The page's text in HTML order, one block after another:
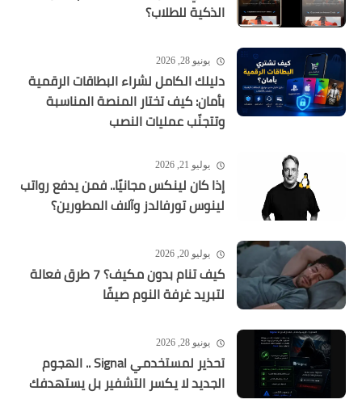
الذكية للطلاب؟
يونيو 28, 2026
دليلك الكامل لشراء البطاقات الرقمية
بأمان: كيف تختار المنصة المناسبة
وتتجنّب عمليات النصب
يوليو 21, 2026
إذا كان لينكس مجانيًا.. فمن يدفع رواتب
لينوس تورفالدز وآلاف المطورين؟
يوليو 20, 2026
كيف تنام بدون مكيف؟ 7 طرق فعالة
لتبريد غرفة النوم صيفًا
يونيو 28, 2026
تحذير لمستخدمي Signal .. الهجوم
الجديد لا يكسر التشفير بل يستهدفك